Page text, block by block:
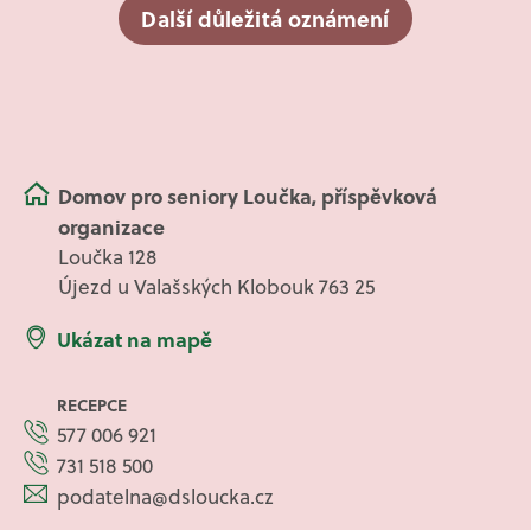
Další důležitá oznámení
Domov pro seniory Loučka, příspěvková
organizace
Loučka 128
Újezd u Valašských Klobouk 763 25
Ukázat na mapě
RECEPCE
577 006 921
731 518 500
podatelna@dsloucka.cz